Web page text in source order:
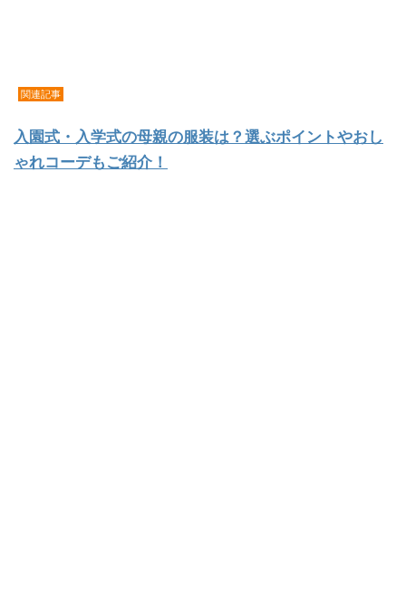
関連記事
入園式・入学式の母親の服装は？選ぶポイントやおし
ゃれコーデもご紹介！